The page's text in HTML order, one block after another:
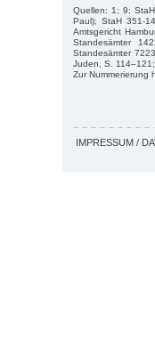
Quellen: 1; 9;
Paul); StaH 351-
Amtsgericht
Standesämter
Standesämter
Juden, S.
Zur Nummerierung
IMPRESSUM /